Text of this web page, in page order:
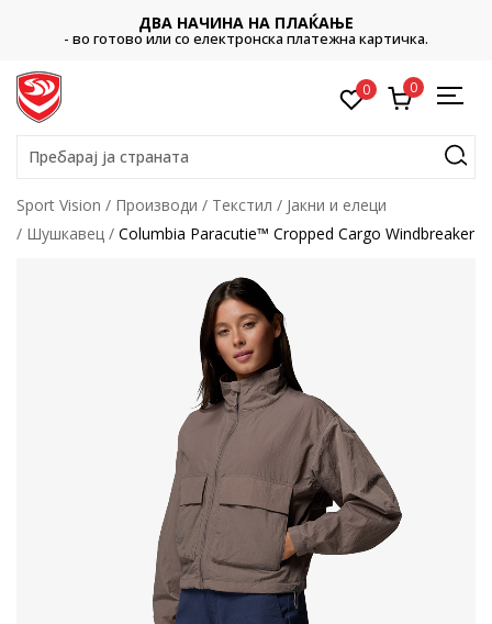
ДВА НАЧИНА НА ПЛАЌАЊЕ
- во готово или со електронска платежна картичка.
0 0
Пребарај ја страната
Sport Vision Производи Текстил
Јакни и елеци
Шушкавец
Columbia Paracutie™ Cropped Cargo Windbreaker